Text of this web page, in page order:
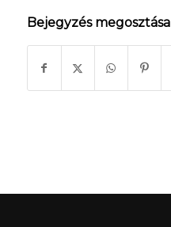
Bejegyzés megosztása